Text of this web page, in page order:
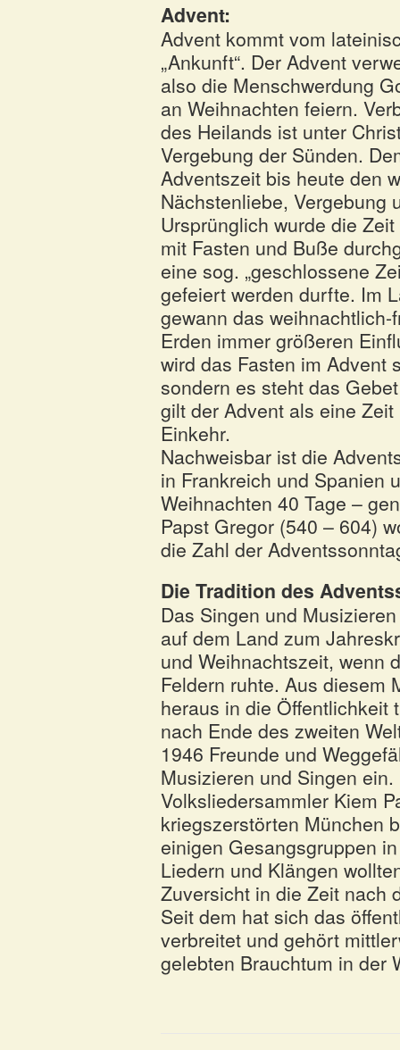
Advent:
Advent kommt vom
„Ankunft“. Der Advent
also die Menschwerdung
an Weihnachten feiern.
des Heilands ist unter
Vergebung der Sünden.
Adventszeit bis heute den
Nächstenliebe, Vergebung
Ursprünglich wurde die
mit Fasten und Buße
eine sog. „geschlossene
gefeiert werden durfte. Im
gewann das
Erden immer größeren
wird das Fasten im Advent
sondern es steht das
gilt der Advent als eine
Einkehr.
Nachweisbar ist die
in Frankreich und Spanien
Weihnachten 40 Tage –
Papst Gregor (540 – 604)
die Zahl der
Die Tradition des
Das Singen und
auf dem Land zum
und Weihnachtszeit, wenn
Feldern ruhte. Aus diesem
heraus in die Öffentlichkeit
nach Ende des zweiten
1946 Freunde und
Musizieren und Singen
Volksliedersammler Kiem
kriegszerstörten München
einigen Gesangsgruppen
Liedern und Klängen
Zuversicht in die Zeit nach
Seit dem hat sich das
verbreitet und gehört
gelebten Brauchtum in der